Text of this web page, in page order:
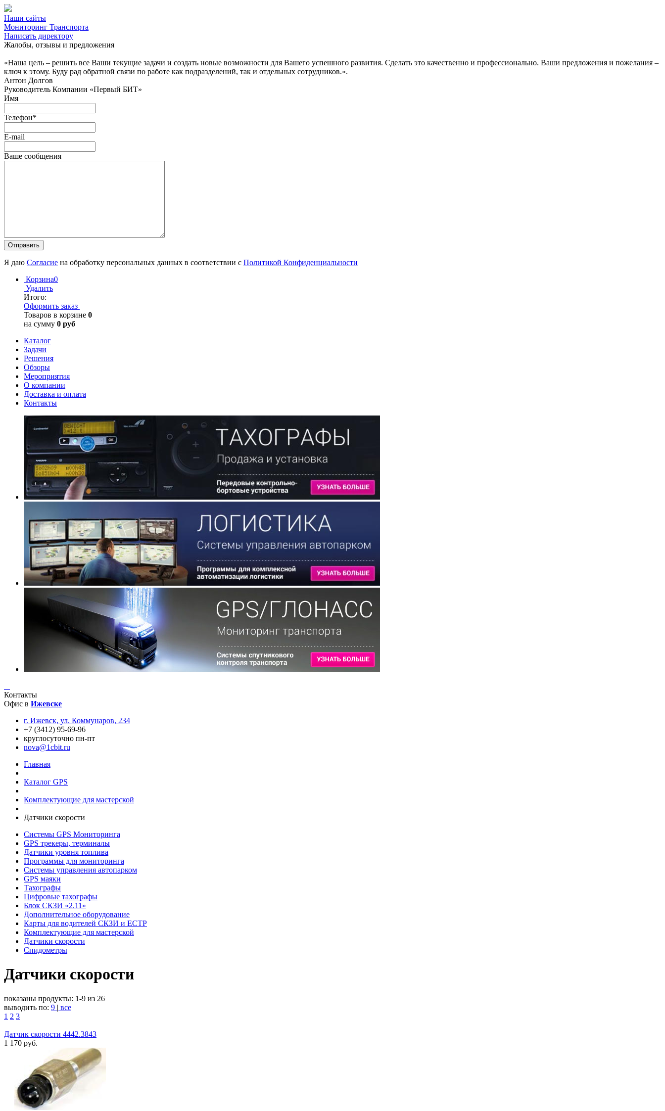
Наши сайты
Мониторинг Транспорта
Написать директору
Жалобы, отзывы и предложения
«Наша цель – решить все Ваши текущие задачи и создать новые возможности для Вашего успешного развития. Сделать это качественно и профессионально. Ваши предложения и пожелания –
ключ к этому. Буду рад обратной связи по работе как подразделений, так и отдельных сотрудников.».
Антон Долгов
Руководитель Компании «Первый БИТ»
Имя
Телефон*
E-mail
Ваше сообщения
Я даю Согласие на обработку персональных данных в соответствии с Политикой Конфиденциальности
Корзина0
Удалить
Итого:
Оформить заказ
Товаров в корзине 0
на сумму 0 руб
Каталог
Задачи
Решения
Обзоры
Мероприятия
О компании
Доставка и оплата
Контакты
Контакты
Офис в Ижевске
г. Ижевск, ул. Коммунаров, 234
+7 (3412) 95-69-96
круглосуточно пн-пт
nova@1cbit.ru
Главная
Каталог GPS
Комплектующие для мастерской
Датчики скорости
Системы GPS Мониторинга
GPS трекеры, терминалы
Датчики уровня топлива
Программы для мониторинга
Системы управления автопарком
GPS маяки
Тахографы
Цифровые тахографы
Блок СКЗИ «2.11»
Дополнительное оборудование
Карты для водителей СКЗИ и ЕСТР
Комплектующие для мастерской
Датчики скорости
Спидометры
Датчики скорости
показаны продукты: 1-9 из 26
выводить по: 9 | все
1 2 3
Датчик скорости 4442.3843
1 170 руб.